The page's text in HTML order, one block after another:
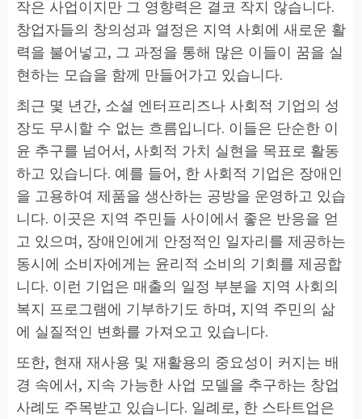
작은 사업이지만 그 영향력은 결코 작지 않습니다.
창업자들의 창의성과 열정은 지역 사회에 새로운 활
력을 불어넣고, 그 과정을 통해 많은 이들이 꿈을 실
현하는 모습을 함께 만들어가고 있습니다.
최근 몇 년간, 소셜 엔터프리즈나 사회적 기업의 성
장도 무시할 수 없는 흐름입니다. 이들은 단순한 이
윤 추구를 넘어서, 사회적 가치 실현을 목표로 활동
하고 있습니다. 예를 들어, 한 사회적 기업은 장애인
을 고용하여 제품을 생산하는 공방을 운영하고 있습
니다. 이곳은 지역 주민들 사이에서 좋은 반응을 얻
고 있으며, 장애인에게 안정적인 일자리를 제공하는
동시에 소비자에게는 윤리적 소비의 기회를 제공합
니다. 이런 기업은 매출의 일정 부분을 지역 사회의
복지 프로그램에 기부하기도 하며, 지역 주민의 삶
에 실질적인 변화를 가져오고 있습니다.
또한, 현재 재사용 및 재활용의 중요성이 커지는 배
경 속에서, 지속 가능한 사업 모델을 추구하는 창업
사례도 주목받고 있습니다. 일례로, 한 스타트업은